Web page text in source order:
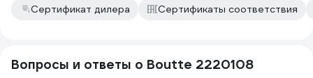
Сертификат дилера Сертификаты соответствия
Вопросы и ответы о Boutte 2220108